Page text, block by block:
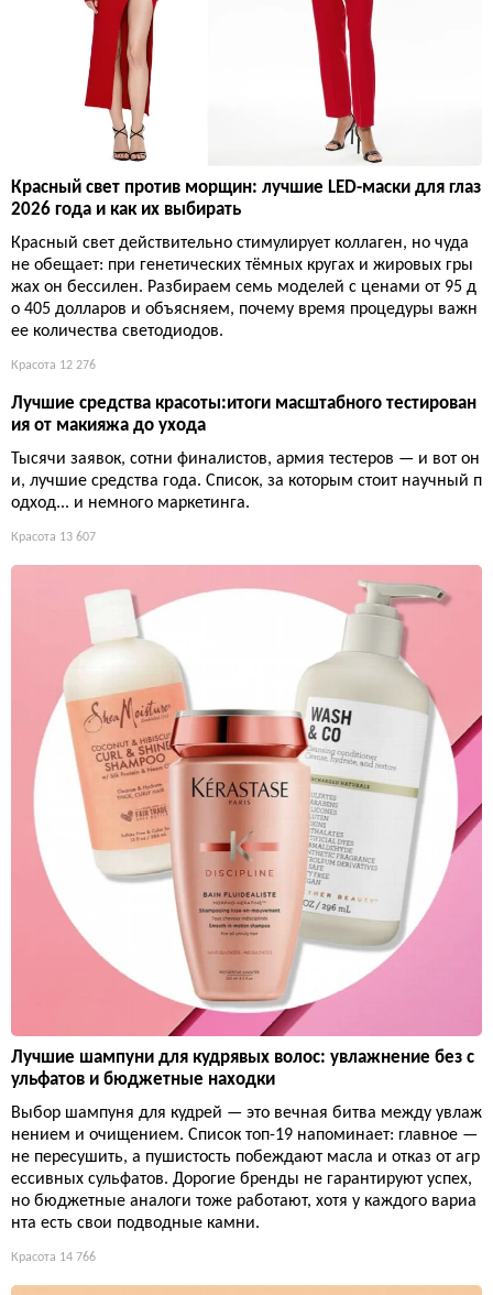
Красный свет против морщин: лучшие LED-маски для глаз
2026 года и как их выбирать
Красный свет действительно стимулирует коллаген, но чуда
не обещает: при генетических тёмных кругах и жировых гры
жах он бессилен. Разбираем семь моделей с ценами от 95 д
о 405 долларов и объясняем, почему время процедуры важн
ее количества светодиодов.
Красота 12 276
Лучшие средства красоты:итоги масштабного тестирован
ия от макияжа до ухода
Тысячи заявок, сотни финалистов, армия тестеров — и вот он
и, лучшие средства года. Список, за которым стоит научный п
одход... и немного маркетинга.
Красота 13 607
Лучшие шампуни для кудрявых волос: увлажнение без с
ульфатов и бюджетные находки
Выбор шампуня для кудрей — это вечная битва между увлаж
нением и очищением. Список топ-19 напоминает: главное —
не пересушить, а пушистость побеждают масла и отказ от агр
ессивных сульфатов. Дорогие бренды не гарантируют успех,
но бюджетные аналоги тоже работают, хотя у каждого вариа
нта есть свои подводные камни.
Красота 14 766